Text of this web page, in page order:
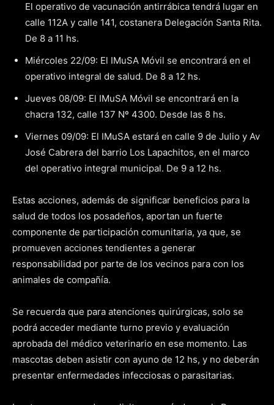
El operativo de vacunación antirrábica tendrá lugar en
calle 112A y calle 141, costanera Delegación Santa Rita.
De 8 a 11 hs.
Miércoles 22/09: El IMuSA Móvil se encontrará en el
operativo integral de salud. De 8 a 12 hs.
Jueves 08/09: El IMuSA Móvil se encontrará en la
chacra 132, calle 137 Nº 4300. Desde las 8 hs.
Viernes 09/09: El IMuSA estará en calle 9 de Julio y Av
José Cabrera del barrio Los Lapachitos, en el marco
del operativo integral municipal. De 9 a 12 hs.
Estas acciones, además de significar beneficios para la
salud de todos los posadeños, aportan un fuerte
componente de participación comunitaria, ya que, se
promueven acciones tendientes a generar
responsabilidad por parte de los vecinos para con los
animales de compañía.
Se recuerda que para atenciones quirúrgicas, solo se
podrá acceder mediante turno previo y evaluación
aprobada del médico veterinario en ese momento. Las
mascotas deben asistir con ayuno de 12 hs, y no deberán
presentar enfermedades infecciosas o parasitarias.